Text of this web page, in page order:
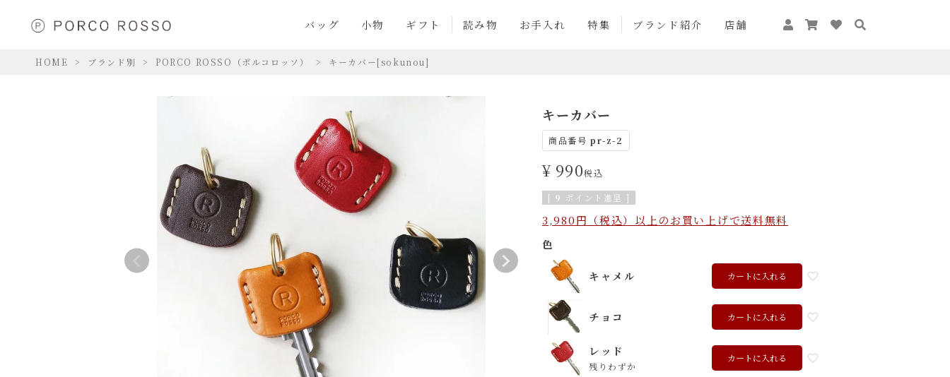
バッグ 小物 ギフト 読み物 お手入れ 特集 ブランド紹介 店舗
HOME ブランド別 PORCO ROSSO（ポルコロッソ） キーカバー[sokunou]
キーカバー
商品番号 pr-z-2
¥ 990税込
[ 9 ポイント進呈 ]
3,980円（税込）以上のお買い上げで送料無料
色
キャメル カートに入れる
チョコ カートに入れる
レッド
残りわずか
カートに入れる